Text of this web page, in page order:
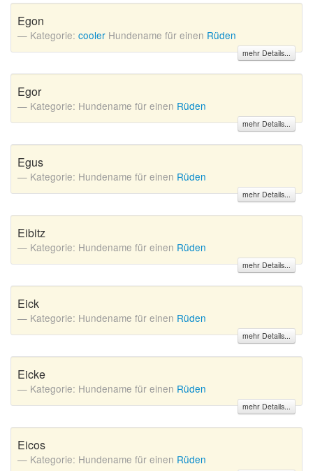
Egon
Kategorie: cooler Hundename für einen Rüden
mehr Details...
Egor
Kategorie: Hundename für einen Rüden
mehr Details...
Egus
Kategorie: Hundename für einen Rüden
mehr Details...
Eibitz
Kategorie: Hundename für einen Rüden
mehr Details...
Eick
Kategorie: Hundename für einen Rüden
mehr Details...
Eicke
Kategorie: Hundename für einen Rüden
mehr Details...
Eicos
Kategorie: Hundename für einen Rüden